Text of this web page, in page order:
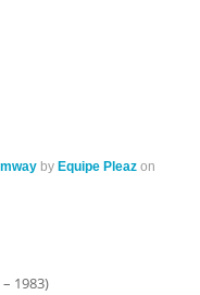
by Equipe Pleaz on
1983)